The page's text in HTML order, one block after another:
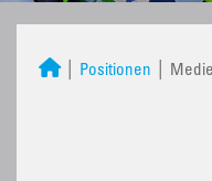
Positionen